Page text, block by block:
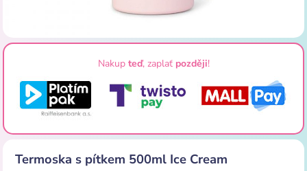
Nakup teď, zaplať později!
Termoska s pítkem 500ml Ice Cream